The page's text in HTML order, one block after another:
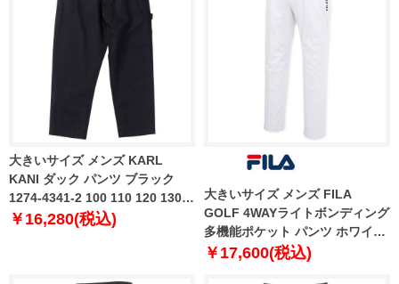
大きいサイズ メンズ KARL
KANI ダック パンツ ブラック
1274-4341-2 100 110 120 130
140 150
￥16,280(税込)
大きいサイズ メンズ FILA
GOLF 4WAYライトボンディング
多機能ポケット パンツ ホワイト
1274-4350-1 100 105 110 115
￥17,600(税込)